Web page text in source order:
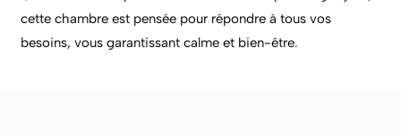
cette chambre est pensée pour répondre à tous vos
besoins, vous garantissant calme et bien-être.